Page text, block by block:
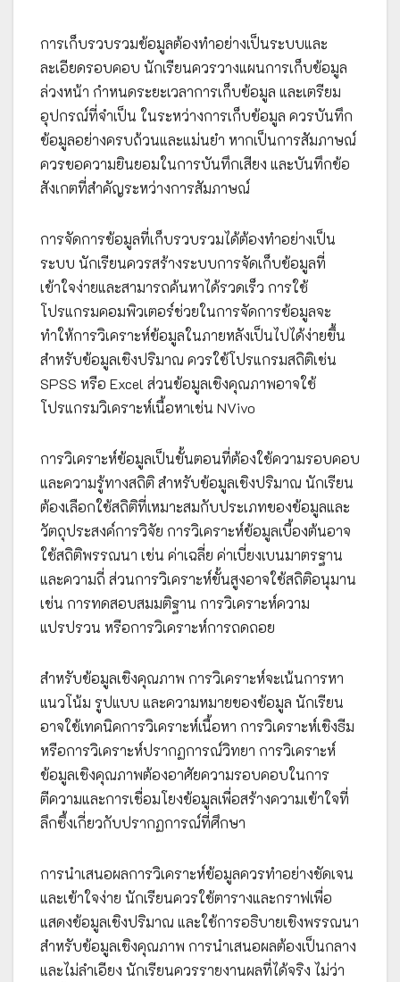
การเก็บรวบรวมข้อมูลต้องทำอย่างเป็นระบบและ
ละเอียดรอบคอบ นักเรียนควรวางแผนการเก็บข้อมูล
ล่วงหน้า กำหนดระยะเวลาการเก็บข้อมูล และเตรียม
อุปกรณ์ที่จำเป็น ในระหว่างการเก็บข้อมูล ควรบันทึก
ข้อมูลอย่างครบถ้วนและแม่นยำ หากเป็นการสัมภาษณ์
ควรขอความยินยอมในการบันทึกเสียง และบันทึกข้อ
สังเกตที่สำคัญระหว่างการสัมภาษณ์
การจัดการข้อมูลที่เก็บรวบรวมได้ต้องทำอย่างเป็น
ระบบ นักเรียนควรสร้างระบบการจัดเก็บข้อมูลที่
เข้าใจง่ายและสามารถค้นหาได้รวดเร็ว การใช้
โปรแกรมคอมพิวเตอร์ช่วยในการจัดการข้อมูลจะ
ทำให้การวิเคราะห์ข้อมูลในภายหลังเป็นไปได้ง่ายขึ้น
สำหรับข้อมูลเชิงปริมาณ ควรใช้โปรแกรมสถิติเช่น
SPSS หรือ Excel ส่วนข้อมูลเชิงคุณภาพอาจใช้
โปรแกรมวิเคราะห์เนื้อหาเช่น NVivo
การวิเคราะห์ข้อมูลเป็นขั้นตอนที่ต้องใช้ความรอบคอบ
และความรู้ทางสถิติ สำหรับข้อมูลเชิงปริมาณ นักเรียน
ต้องเลือกใช้สถิติที่เหมาะสมกับประเภทของข้อมูลและ
วัตถุประสงค์การวิจัย การวิเคราะห์ข้อมูลเบื้องต้นอาจ
ใช้สถิติพรรณนา เช่น ค่าเฉลี่ย ค่าเบี่ยงเบนมาตรฐาน
และความถี่ ส่วนการวิเคราะห์ขั้นสูงอาจใช้สถิติอนุมาน
เช่น การทดสอบสมมติฐาน การวิเคราะห์ความ
แปรปรวน หรือการวิเคราะห์การถดถอย
สำหรับข้อมูลเชิงคุณภาพ การวิเคราะห์จะเน้นการหา
แนวโน้ม รูปแบบ และความหมายของข้อมูล นักเรียน
อาจใช้เทคนิคการวิเคราะห์เนื้อหา การวิเคราะห์เชิงธีม
หรือการวิเคราะห์ปรากฏการณ์วิทยา การวิเคราะห์
ข้อมูลเชิงคุณภาพต้องอาศัยความรอบคอบในการ
ตีความและการเชื่อมโยงข้อมูลเพื่อสร้างความเข้าใจที่
ลึกซึ้งเกี่ยวกับปรากฏการณ์ที่ศึกษา
การนำเสนอผลการวิเคราะห์ข้อมูลควรทำอย่างชัดเจน
และเข้าใจง่าย นักเรียนควรใช้ตารางและกราฟเพื่อ
แสดงข้อมูลเชิงปริมาณ และใช้การอธิบายเชิงพรรณนา
สำหรับข้อมูลเชิงคุณภาพ การนำเสนอผลต้องเป็นกลาง
และไม่ลำเอียง นักเรียนควรรายงานผลที่ได้จริง ไม่ว่า